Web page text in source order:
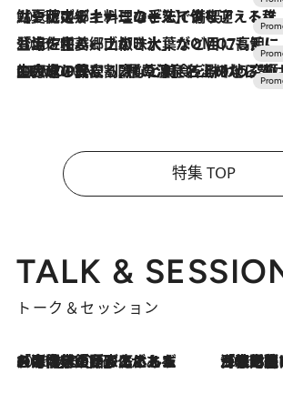
2026.7.24
【夏限定ディナーコース】旬を迎える稚鮎や花ズッキーニなどをイタリア・トスカーナの郷土料理の手法で満喫！
2026.7.17
「土佐和ハーブかき氷」がOMO7高知に登場！生姜、山椒、大葉など目にも舌にも涼を呼ぶ郷土の味
2026.7.10
NEW OPEN！【界 草津】名湯の地に誕生。趣の異なる2種の温泉と上州ならではの会席・蕎麦割烹など美食を味わう究極の癒やし旅
特集 TOP
TALK &
トーク＆セッション
2026.8.3
「今後値上げがあるとすれば…」「リスクがあるのは今年の冬」エネルギー専門家が語る、ホルムズ海峡封鎖が家庭にもたらす“ある心配” 2026.8.3
「住宅建てられない…」「サーチャージ料の高値が続いている」ホルムズ海峡封鎖による